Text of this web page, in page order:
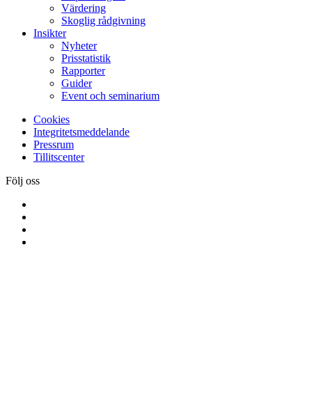
Värdering
Skoglig rådgivning
Insikter
Nyheter
Prisstatistik
Rapporter
Guider
Event och seminarium
Cookies
Integritetsmeddelande
Pressrum
Tillitscenter
Följ oss